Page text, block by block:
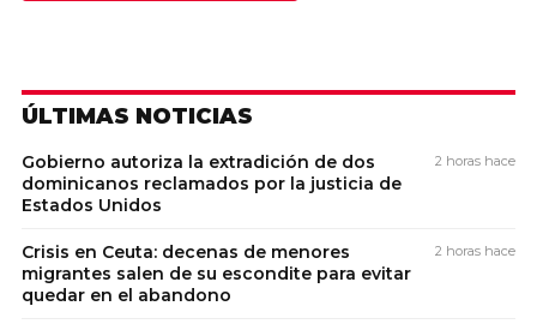
ÚLTIMAS NOTICIAS
Gobierno autoriza la extradición de dos
dominicanos reclamados por la justicia de
Estados Unidos
2 horas hace
Crisis en Ceuta: decenas de menores
migrantes salen de su escondite para evitar
quedar en el abandono
2 horas hace